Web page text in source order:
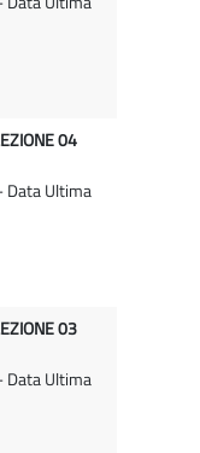
04
Data Ultima
03
Data Ultima